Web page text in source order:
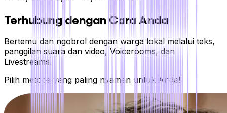
Terhubung dengan Cara Anda
Bertemu dan ngobrol dengan warga lokal melalui teks,
panggilan suara dan video, Voicerooms, dan
Livestreams.
Pilih metode yang paling nyaman untuk Anda!